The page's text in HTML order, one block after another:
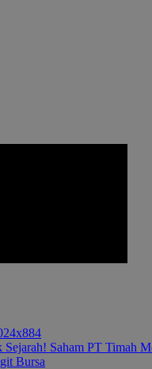
Saham PT Timah
Bursa